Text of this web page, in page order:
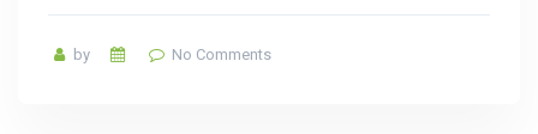
by No Comments